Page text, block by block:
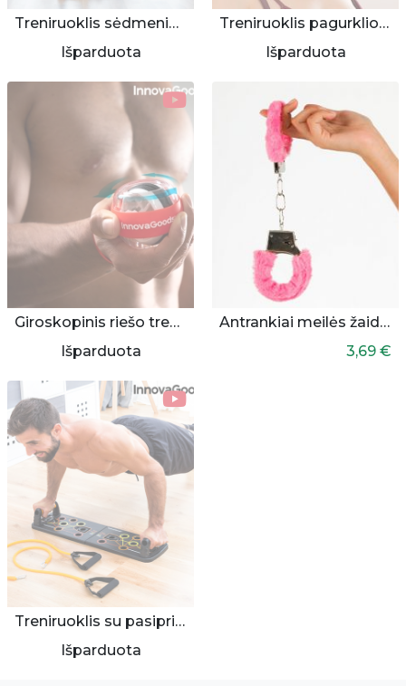
Treniruoklis sėdmenims ir kojoms
Išparduota
Treniruoklis pagurklio odos suglebėjimui mažinti
Išparduota
Giroskopinis riešo treniruoklis „Powerball“
Išparduota
Antrankiai meilės žaidimams
3,69 €
Treniruoklis su pasipriešinimo juostomis
Išparduota